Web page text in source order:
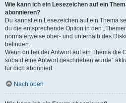
Wie kann ich ein Lesezeichen auf ein
abonnieren?
Du kannst ein Lesezeichen auf ein Thema
du die entsprechende Option in den
normalerweise ober- und unterhalb des
befinden.
Wenn du bei der Antwort auf ein Thema die
sobald eine Antwort geschrieben wurde“
für dich abonniert.
Nach oben